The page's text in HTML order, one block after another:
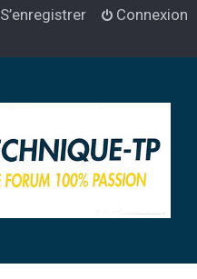
Connexion
S’enregistrer